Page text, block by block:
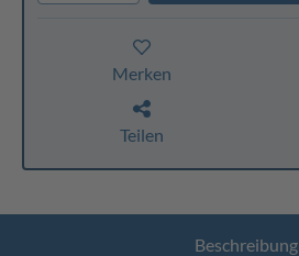
Merken
Teilen
Beschreibung